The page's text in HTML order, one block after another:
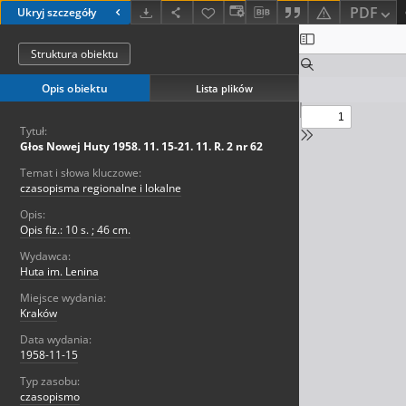
Ukryj szczegóły PDF
Struktura obiektu
Opis obiektu Lista plików
Tytuł:
Głos Nowej Huty 1958. 11. 15-21. 11. R. 2 nr 62
Temat i słowa kluczowe:
czasopisma regionalne i lokalne
Opis:
Opis fiz.: 10 s. ; 46 cm.
Wydawca:
Huta im. Lenina
Miejsce wydania:
Kraków
Data wydania:
1958-11-15
Typ zasobu:
czasopismo